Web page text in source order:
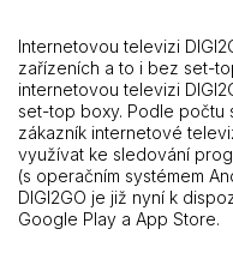
Internetovou televizi
zařízeních a to i bez set-
internetovou televizi
set-top boxy. Podle počtu
zákazník internetové
využívat ke sledování
(s operačním systémem
DIGI2GO je již nyní k
Google Play a App Store.